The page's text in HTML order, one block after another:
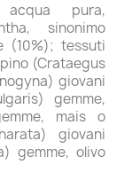
acqua pura,
sinonimo
(10%); tessuti
(Crataegus
giovani
gemme,
mais o
giovani
gemme, olivo